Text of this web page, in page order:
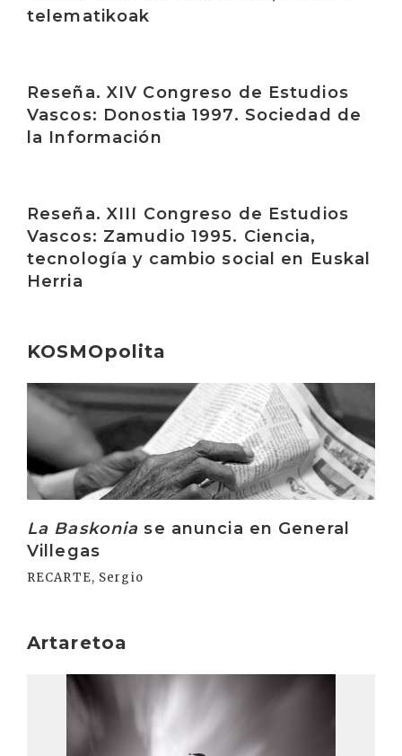
telematikoak
Reseña. XIV Congreso de Estudios
Vascos: Donostia 1997. Sociedad de
la Información
Reseña. XIII Congreso de Estudios
Vascos: Zamudio 1995. Ciencia,
tecnología y cambio social en Euskal
Herria
KOSMOpolita
La Baskonia se anuncia en General
Villegas
RECARTE, Sergio
Irakurri
Artaretoa
Irakurri